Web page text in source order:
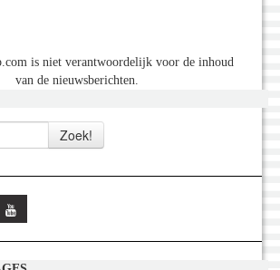
is niet verantwoordelijk voor de inhoud
van de nieuwsberichten.